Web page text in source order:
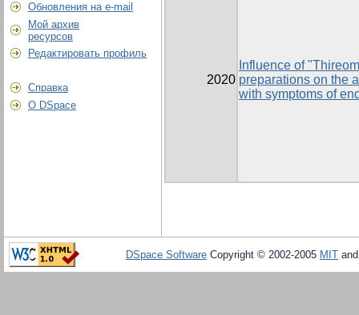
Обновления на e-mail
Мой архив
ресурсов
Редактировать профиль
Справка
О DSpace
2020
Influence of
preparations on the
with symptoms of
DSpace Software Copyright © 2002-2005 MIT